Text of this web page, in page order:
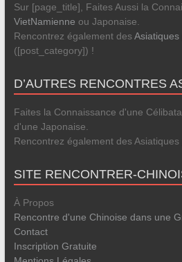
Sur [page_title], Faites Aussi la
VietNamienne ou Japonaise.
Rencontrez également desAsiatiques
([post_category]) !
D’AUTRES RENCONTRES
Faites la Connaissance d'une
d'une Japonaise.
Rencontrez également des
SITE RENCONTRER-
À Propos
Rencontre d'une Chinoise dans une
Contact
Inscription Gratuite